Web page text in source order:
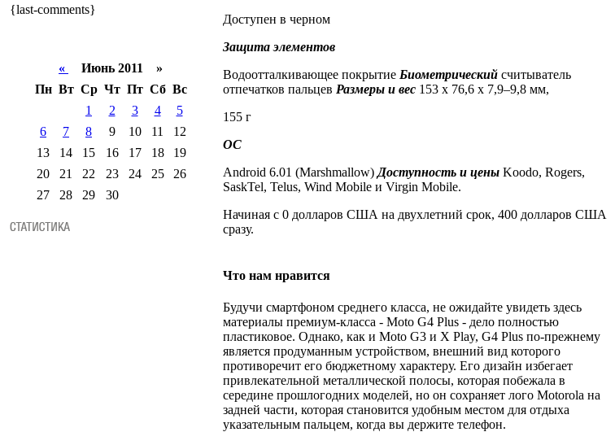
{last-comments}
«
Июнь 2011 »
Пн Вт Ср Чт Пт Сб Вс
1
2 3 4
5
6
7 8 9 10 11
12
13
14 15 16 17 18
19
20
21 22 23 24 25
26
27
28 29 30
Доступен в черном
Защита элементов
Водоотталкивающее покрытие Биометрический считыватель
отпечатков пальцев Размеры и вес 153 x 76,6 x 7,9–9,8 мм,
155 г
ОС
Android 6.01 (Marshmallow) Доступность и цены Koodo, Rogers,
SaskTel, Telus, Wind Mobile и Virgin Mobile.
Начиная с 0 долларов США на двухлетний срок, 400 долларов США
сразу.
Что нам нравится
Будучи смартфоном среднего класса, не ожидайте увидеть здесь
материалы премиум-класса - Moto G4 Plus - дело полностью
пластиковое. Однако, как и Moto G3 и X Play, G4 Plus по-прежнему
является продуманным устройством, внешний вид которого
противоречит его бюджетному характеру. Его дизайн избегает
привлекательной металлической полосы, которая побежала в
середине прошлогодних моделей, но он сохраняет лого Motorola на
задней части, которая становится удобным местом для отдыха
указательным пальцем, когда вы держите телефон.